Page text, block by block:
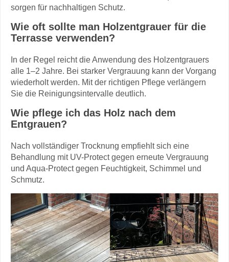
sorgen für nachhaltigen Schutz.
Wie oft sollte man Holzentgrauer für die
Terrasse verwenden?
In der Regel reicht die Anwendung des Holzentgrauers
alle 1–2 Jahre. Bei starker Vergrauung kann der Vorgang
wiederholt werden. Mit der richtigen Pflege verlängern
Sie die Reinigungsintervalle deutlich.
Wie pflege ich das Holz nach dem
Entgrauen?
Nach vollständiger Trocknung empfiehlt sich eine
Behandlung mit UV-Protect gegen erneute Vergrauung
und Aqua-Protect gegen Feuchtigkeit, Schimmel und
Schmutz.